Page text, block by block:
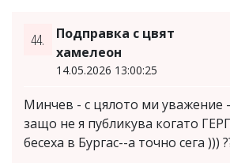
44.
Подправка с цвят
хамелеон
14.05.2026 13:00:25
Минчев - с цялото ми уважение
защо не я публикува когато
бесеха в Бургас--а точно сега )))